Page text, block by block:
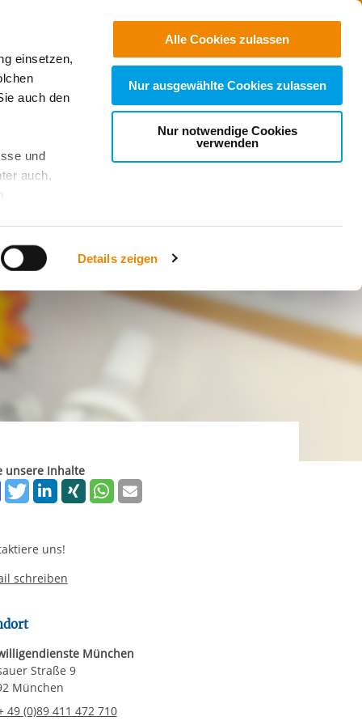
einsetzen,
auch den
und
auch,
. Wenn
Cookie-
Sie:
setzen wir
Details zeigen
Alle Cookies zulassen
Nur ausgewählte Cookies zulassen
Nur notwendige Cookies
verwenden
Suchen
Nähe
Freie
starten/stoppen
unsere Inhalte
uns!
schreiben
München
Straße 9
München
49 (0)89 411 472 710